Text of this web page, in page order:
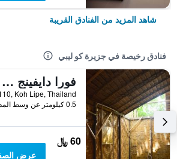
شاهد المزيد من الفنادق القريبة
فنادق رخيصة في جزيرة كو ليبي
فورا دايفينج ريزورت - باتايا بيتش - كوه ليبي
0.5 كيلومتر عن وسط المدينة
60 ﷼
عرض